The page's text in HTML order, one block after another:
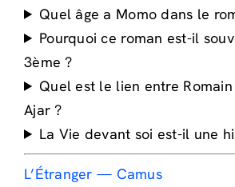
Quel âge a Momo dans le
Pourquoi ce roman est-il
3ème ?
Quel est le lien entre
Ajar ?
La Vie devant soi est-il une
L’Étranger — Camus